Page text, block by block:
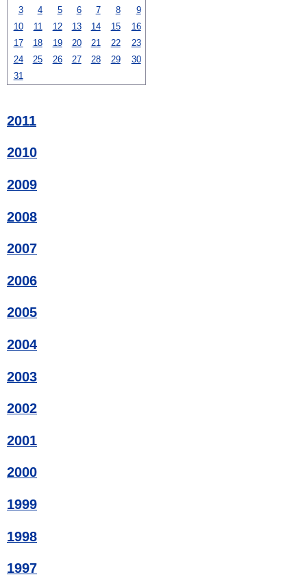
3
4 5 6 7 8
9
10
11 12 13 14 15
16
17
18 19 20 21 22
23
24
25 26 27 28 29
30
31
2011
2010
2009
2008
2007
2006
2005
2004
2003
2002
2001
2000
1999
1998
1997